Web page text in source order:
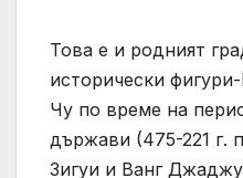
Това е и родният
исторически
Чу по време на
държави (475-221 г.
Зигуи и Ванг